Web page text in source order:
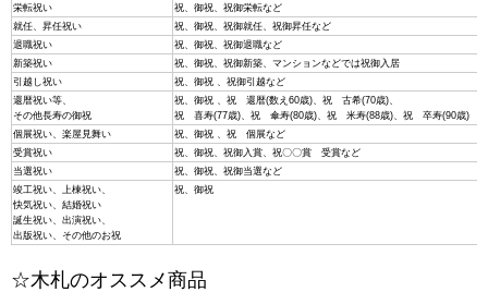
栄転祝い
祝、御祝、祝御栄転など
就任、昇任祝い
祝、御祝、祝御就任、祝御昇任など
退職祝い
祝、御祝、祝御退職など
新築祝い
祝、御祝、祝御新築、マンションなどでは祝御入居
引越し祝い
祝、御祝 、祝御引越など
還暦祝い等、
その他長寿の御祝
祝、御祝 、祝 還暦(数え60歳)、祝 古希(70歳)、
祝 喜寿(77歳)、祝 傘寿(80歳)、祝 米寿(88歳)、祝 卒寿(90歳)
個展祝い、楽屋見舞い
祝、御祝 、祝 個展など
受賞祝い
祝、御祝、祝御入賞、祝〇〇賞 受賞など
当選祝い
祝、御祝、祝御当選など
竣工祝い、上棟祝い、
快気祝い、結婚祝い
誕生祝い、出演祝い、
出版祝い、その他のお祝
祝、御祝
☆木札のオススメ商品